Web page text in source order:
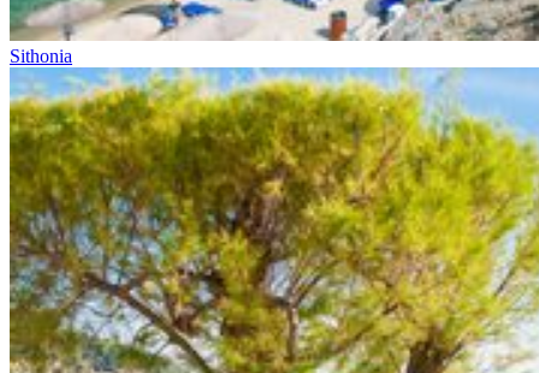
Sithonia